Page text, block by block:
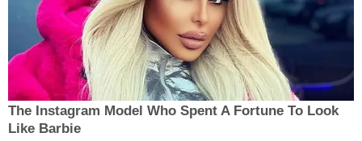
The Instagram Model Who Spent A Fortune To Look
Like Barbie